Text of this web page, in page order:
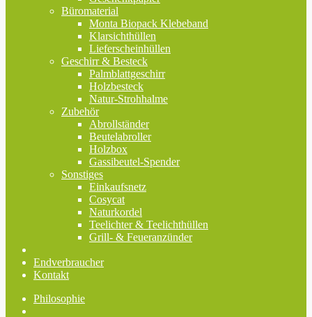
Büromaterial
Monta Biopack Klebeband
Klarsichthüllen
Lieferscheinhüllen
Geschirr & Besteck
Palmblattgeschirr
Holzbesteck
Natur-Strohhalme
Zubehör
Abrollständer
Beutelabroller
Holzbox
Gassibeutel-Spender
Sonstiges
Einkaufsnetz
Cosycat
Naturkordel
Teelichter & Teelichthüllen
Grill- & Feueranzünder
Endverbraucher
Kontakt
Philosophie